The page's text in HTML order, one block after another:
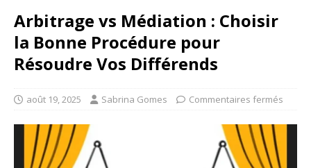
Arbitrage vs Médiation : Choisir
la Bonne Procédure pour
Résoudre Vos Différends
août 19, 2025 Sabrina Gomes Commentaires fermés